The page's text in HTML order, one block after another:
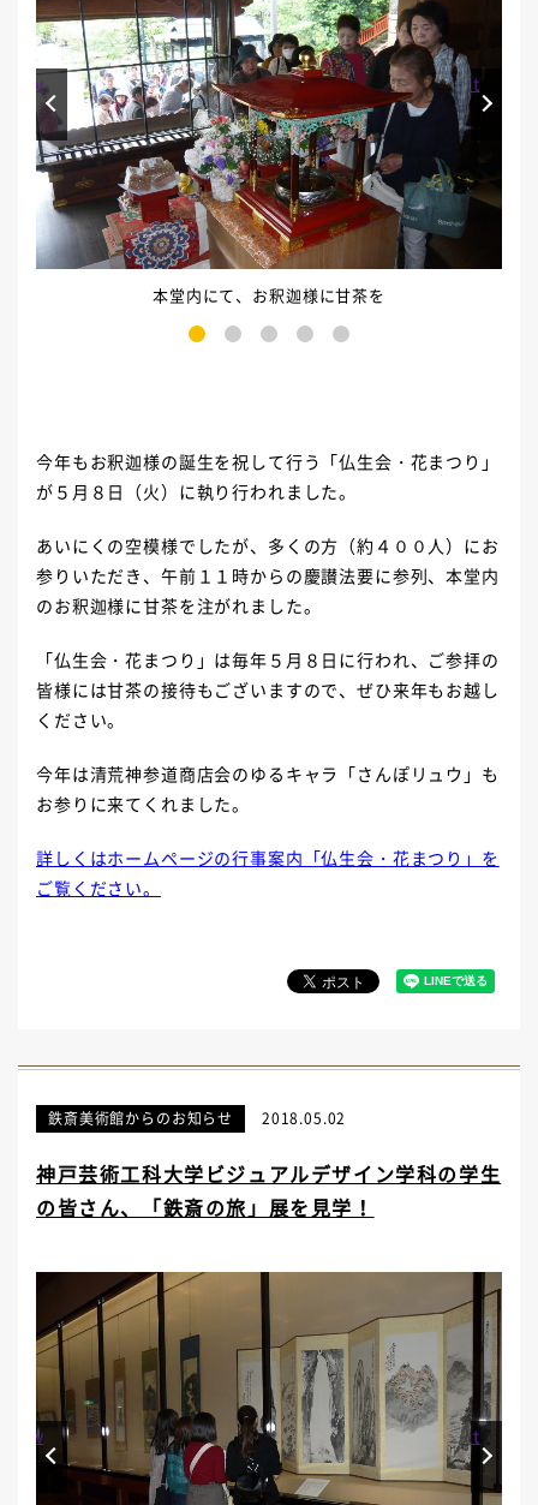
本堂内にて、お釈迦様に甘茶を
3 4 5
Prev Next
今年もお釈迦様の誕生を祝して行う「仏生会・花まつり」
が５月８日（火）に執り行われました。
あいにくの空模様でしたが、多くの方（約４００人）にお
参りいただき、午前１１時からの慶讃法要に参列、本堂内
のお釈迦様に甘茶を注がれました。
「仏生会・花まつり」は毎年５月８日に行われ、ご参拝の
皆様には甘茶の接待もございますので、ぜひ来年もお越し
ください。
今年は清荒神参道商店会のゆるキャラ「さんぽリュウ」も
お参りに来てくれました。
詳しくはホームページの行事案内「仏生会・花まつり」を
ご覧ください。
鉄斎美術館からのお知らせ 2018.05.02
神戸芸術工科大学ビジュアルデザイン学科の学生
の皆さん、「鉄斎の旅」展を見学！
Prev Next